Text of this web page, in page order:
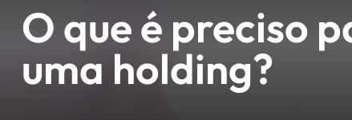
O que é preciso
uma holding?